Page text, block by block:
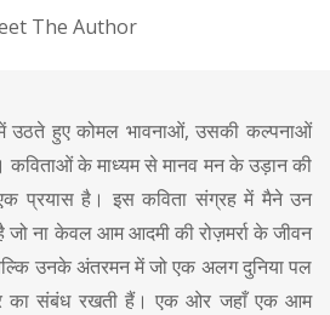
The Author
में उठते हुए कोमल भावनाओं, उसकी कल्पनाओं
के माध्यम से मानव मन के उड़ान की
प्रयास है। इस कविता संग्रह में मैने उन
जो ना केवल आम आदमी की रोज़मर्रा के जीवन
उनके अंतरमन में जो एक अलग दुनिया पल
का संबंध रखती हैं। एक ओर जहाँ एक आम